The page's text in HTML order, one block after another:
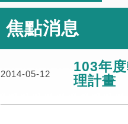
焦點消息
2014-05-12
103年
理計畫